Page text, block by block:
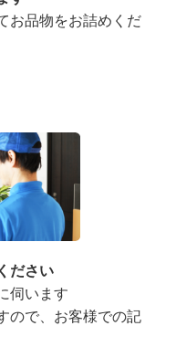
お品物をお詰めくだ
ださい
伺います
ので、お客様での記